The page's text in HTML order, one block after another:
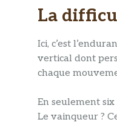
La
Ici, c’est
vertical dont
chaque
En seulement
Le vainqueur ?